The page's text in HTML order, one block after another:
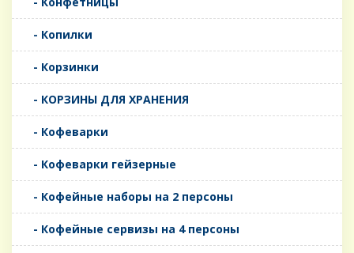
- Копилки
- Корзинки
- КОРЗИНЫ ДЛЯ ХРАНЕНИЯ
- Кофеварки
- Кофеварки гейзерные
- Кофейные наборы на 2 персоны
- Кофейные сервизы на 4 персоны